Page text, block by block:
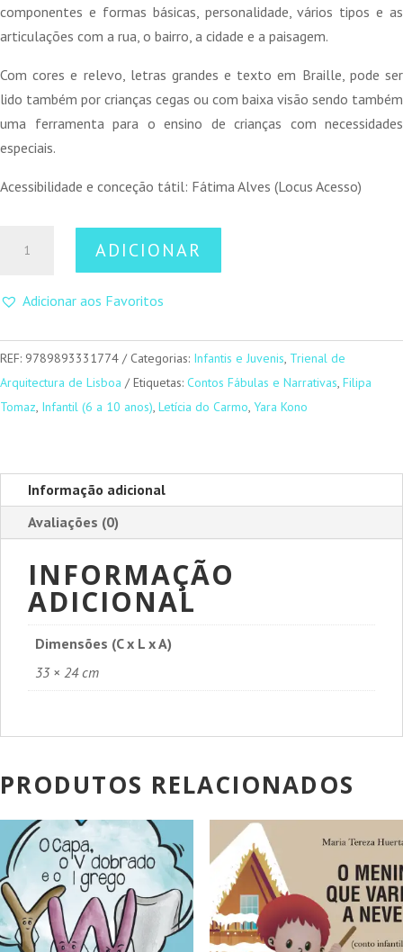
componentes e formas básicas, personalidade, vários tipos e as
articulações com a rua, o bairro, a cidade e a paisagem.
Com cores e relevo, letras grandes e texto em Braille, pode ser
lido também por crianças cegas ou com baixa visão sendo também
uma ferramenta para o ensino de crianças com necessidades
especiais.
Acessibilidade e conceção tátil: Fátima Alves (Locus Acesso)
Casa
Uma
Montanha
é
ADICIONAR
Adicionar aos Favoritos
REF: 9789893331774 Categorias: Infantis e Juvenis, Trienal de
Arquitectura de Lisboa
Etiquetas: Contos Fábulas e Narrativas, Filipa
Tomaz, Infantil (6 a 10 anos), Letícia do Carmo, Yara Kono
Informação adicional
Avaliações (0)
INFORMAÇÃO
ADICIONAL
Dimensões (C x L x A)
33 × 24 cm
PRODUTOS RELACIONADOS
PROMOÇÃO! PROMOÇÃO!